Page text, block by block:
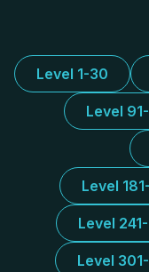
Level 1-30
Level
Level
Level
Level